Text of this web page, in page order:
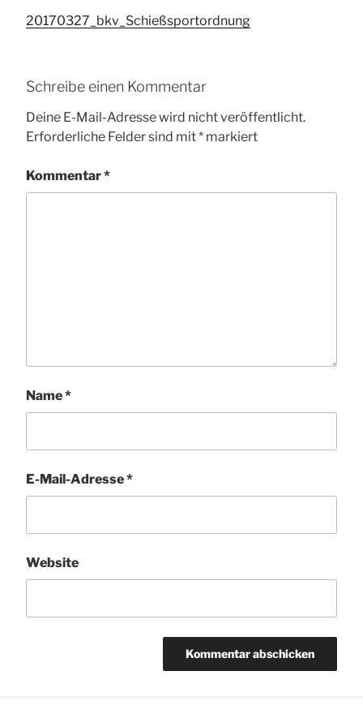
20170327_bkv_Schießsportordnung
Schreibe einen Kommentar
Deine E-Mail-Adresse wird nicht veröffentlicht.
Erforderliche Felder sind mit* markiert
Kommentar*
Name*
E-Mail-Adresse*
Website